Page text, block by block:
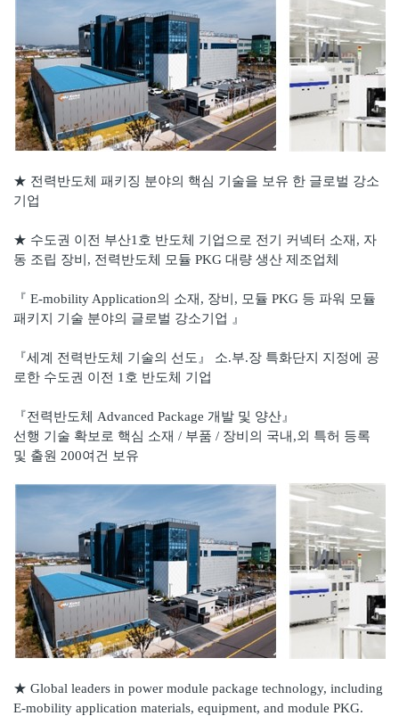
★ 전력반도체 패키징 분야의 핵심 기술을 보유 한 글로벌 강소
기업
★ 수도권 이전 부산1호 반도체 기업으로 전기 커넥터 소재, 자
동 조립 장비, 전력반도체 모듈 PKG 대량 생산 제조업체
『 E-mobility Application의 소재, 장비, 모듈 PKG 등 파워 모듈
패키지 기술 분야의 글로벌 강소기업 』
『세계 전력반도체 기술의 선도』 소.부.장 특화단지 지정에 공
로한 수도권 이전 1호 반도체 기업
『전력반도체 Advanced Package 개발 및 양산』
선행 기술 확보로 핵심 소재 / 부품 / 장비의 국내,외 특허 등록
및 출원 200여건 보유
★ Global leaders in power module package technology, including
E-mobility application materials, equipment, and module PKG.